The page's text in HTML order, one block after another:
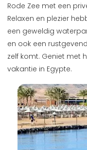
Rode Zee met een
Relaxen en plezier
een geweldig
en ook een
zelf komt. Geniet met
vakantie in Egypte.